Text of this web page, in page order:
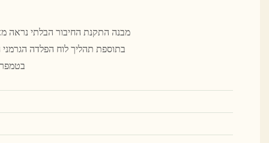
מבנה התקנת החיבור הבלתי נראה